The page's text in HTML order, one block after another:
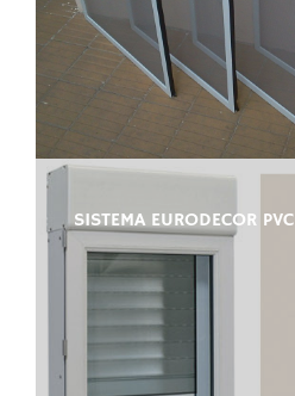
SISTEMA EURODECOR PVC